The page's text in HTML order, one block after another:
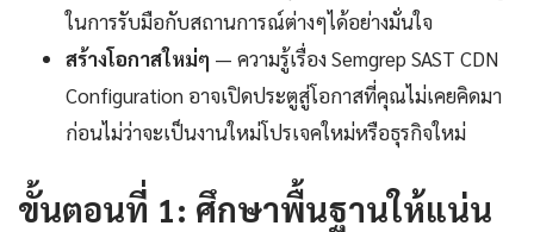
ในการรับมือกับสถานการณ์ต่างๆได้อย่างมั่นใจ
สร้างโอกาสใหม่ๆ — ความรู้เรื่อง Semgrep SAST CDN
Configuration อาจเปิดประตูสู่โอกาสที่คุณไม่เคยคิดมา
ก่อนไม่ว่าจะเป็นงานใหม่โปรเจคใหม่หรือธุรกิจใหม่
ขั้นตอนที่ 1: ศึกษาพื้นฐานให้แน่น